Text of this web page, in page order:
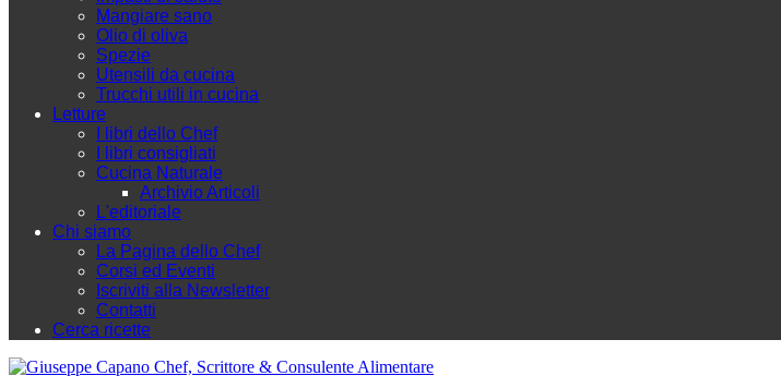
Mangiare sano
Olio di oliva
Spezie
Utensili da cucina
Trucchi utili in cucina
Letture
I libri dello Chef
I libri consigliati
Cucina Naturale
Archivio Articoli
L'editoriale
Chi siamo
La Pagina dello Chef
Corsi ed Eventi
Iscriviti alla Newsletter
Contatti
Cerca ricette